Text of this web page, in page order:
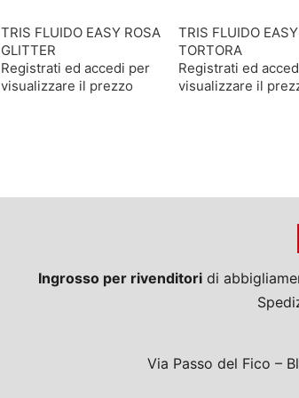
TRIS FLUIDO EASY ROSA
GLITTER
Registrati ed accedi per
visualizzare il prezzo
TRIS FLUIDO EASY
TORTORA
Registrati ed
visualizzare il
Ingrosso per rivenditori di
Via Passo del Fico –